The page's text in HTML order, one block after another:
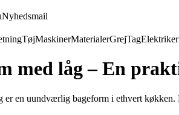
Nyhedsmail
TøjMaskinerMaterialerGrejTagElektriker
med låg – En
er en uundværlig bageform i ethvert